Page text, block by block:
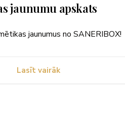
jaunumu apskats
jaunumus no SANERIBOX!
Lasīt vairāk